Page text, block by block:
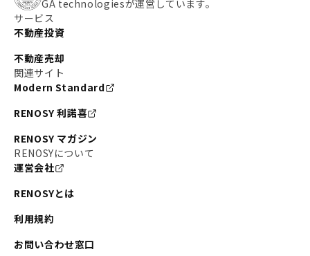
GA technologiesが運営しています。
サービス
不動産投資
不動産売却
関連サイト
Modern Standard
RENOSY 利諾喜
RENOSY マガジン
RENOSYについて
運営会社
RENOSYとは
利用規約
お問い合わせ窓口